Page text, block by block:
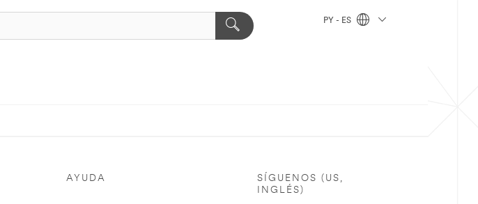
PY - ES
AYUDA
SÍGUENOS (US,
INGLÉS)